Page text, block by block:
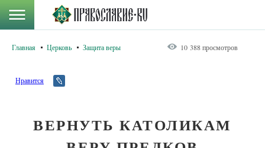
Главная Церковь Защита веры 10 388 просмотров
Нравится
ВЕРНУТЬ КАТОЛИКАМ